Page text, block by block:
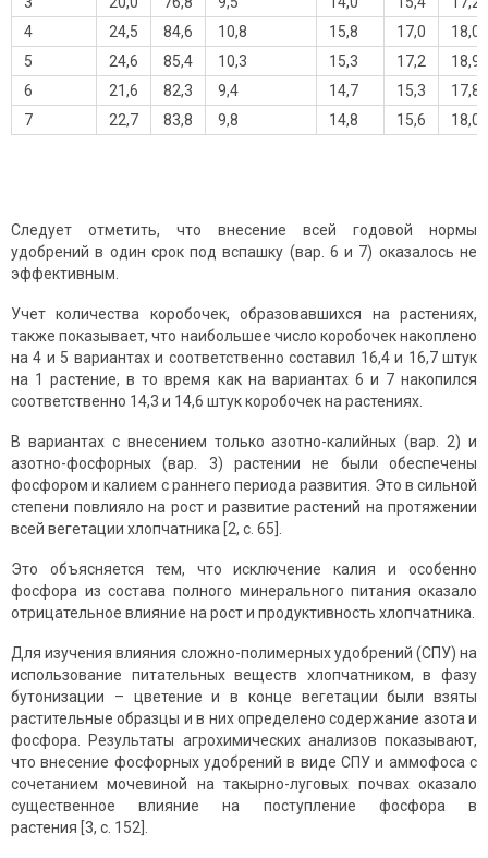
4
24,5 84,6 10,8 15,8 17,0
18,0
5
24,6 85,4 10,3 15,3 17,2
18,9
6
21,6 82,3 9,4 14,7 15,3
17,8
7
22,7 83,8 9,8 14,8 15,6 18,0
Следует отметить, что внесение всей годовой нормы
удобрений в один срок под вспашку (вар. 6 и 7) оказалось не
эффективным.
Учет количества коробочек, образовавшихся на растениях,
также показывает, что наибольшее число коробочек накоплено
на 4 и 5 вариантах и соответственно составил 16,4 и 16,7 штук
на 1 растение, в то время как на вариантах 6 и 7 накопился
соответственно 14,3 и 14,6 штук коробочек на растениях.
В вариантах с внесением только азотно-калийных (вар. 2) и
азотно-фосфорных (вар. 3) растении не были обеспечены
фосфором и калием с раннего периода развития. Это в сильной
степени повлияло на рост и развитие растений на протяжении
всей вегетации хлопчатника [2, с. 65].
Это объясняется тем, что исключение калия и особенно
фосфора из состава полного минерального питания оказало
отрицательное влияние на рост и продуктивность хлопчатника.
Для изучения влияния сложно-полимерных удобрений (СПУ) на
использование питательных веществ хлопчатником, в фазу
бутонизации – цветение и в конце вегетации были взяты
растительные образцы и в них определено содержание азота и
фосфора. Результаты агрохимических анализов показывают,
что внесение фосфорных удобрений в виде СПУ и аммофоса с
сочетанием мочевиной на такырно-луговых почвах оказало
существенное влияние на поступление фосфора в
растения [3, с. 152].